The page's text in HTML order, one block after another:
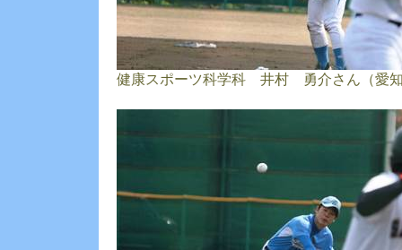
健康スポーツ科学科 井村 勇介さん（愛